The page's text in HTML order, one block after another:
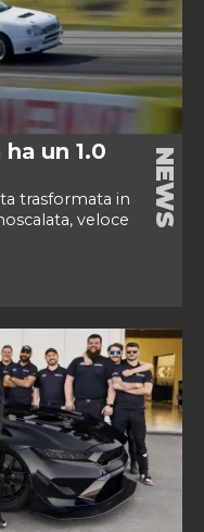
un 1.0
trasformata in
veloce
NEWS